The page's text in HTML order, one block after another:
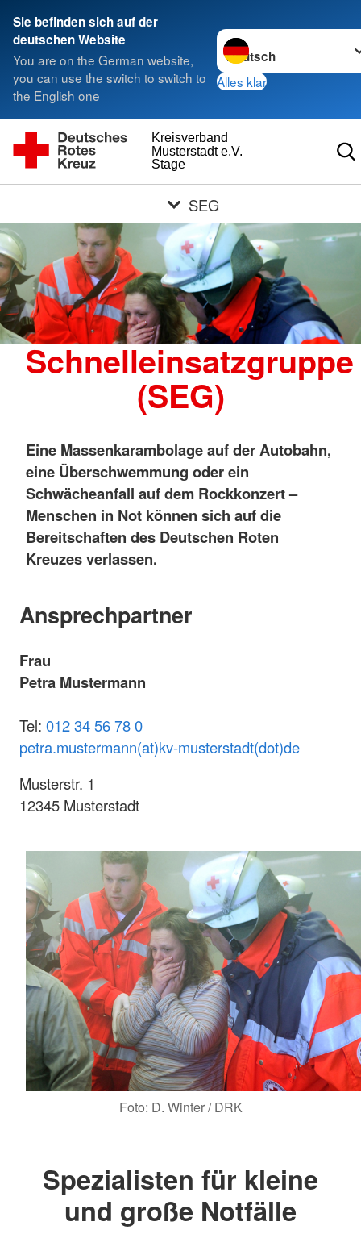
Sie befinden sich auf der
deutschen Website
You are on the German website,
you can use the switch to switch to
the English one
Sprache wechseln zu
Alles klar
Stage
Musterstadt e.V.
Kreisverband
SEG
Schnelleinsatzgruppe
(SEG)
Eine Massenkarambolage auf der Autobahn,
eine Überschwemmung oder ein
Schwächeanfall auf dem Rockkonzert –
Menschen in Not können sich auf die
Bereitschaften des Deutschen Roten
Kreuzes verlassen.
Ansprechpartner
Frau
Petra Mustermann
Tel: 012 34 56 78 0
petra.mustermann(at)kv-musterstadt(dot)de
Musterstr. 1
12345 Musterstadt
Foto: D. Winter / DRK
Spezialisten für kleine
und große Notfälle